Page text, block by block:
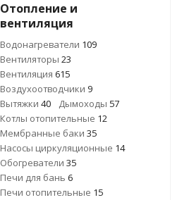
Отопление и
вентиляция
Водонагреватели 109
Вентиляторы 23
Вентиляция 615
Воздухоотводчики 9
Вытяжки 40 Дымоходы 57
Котлы отопительные 12
Мембранные баки 35
Насосы циркуляционные 14
Обогреватели 35
Печи для бань 6
Печи отопительные 15